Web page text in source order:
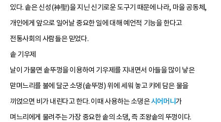
있다. 솥은 신성(神聖)을 지닌 신기로운 도구기 때문에 나라, 마을 공동체,
개인에게 앞으로 일어날 중요한 일에 대해 예언적 기능을 한다고
전통사회의 사람들은 믿었다.
솥 기우제
날이 가물면 솥뚜껑을 이용하여 기우제를 지내면서 아들을 많이 낳은
맏며느리를 불에 달군 소댕(솥뚜껑) 위에 세워 놓고 키에 담은 물을
끼얹으면 비가 내린다고 한다. 이때 사용하는 소댕은시어머니가
며느리에게 물려주는 가장 중요한 솥의 소댕, 즉 조왕솥의 뚜껑이다.